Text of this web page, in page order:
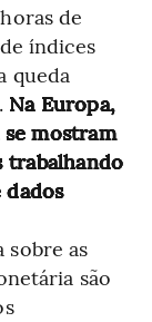
de
índices
queda
Na Europa,
mostram
trabalhando
sobre as
são